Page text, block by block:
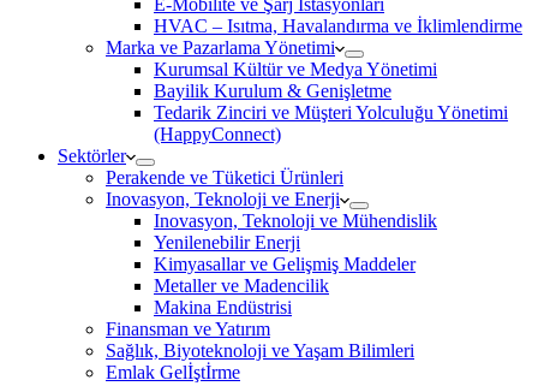
E-Mobilite ve Şarj İstasyonları
HVAC – Isıtma, Havalandırma ve İklimlendirme
Marka ve Pazarlama Yönetimi
Kurumsal Kültür ve Medya Yönetimi
Bayilik Kurulum & Genişletme
Tedarik Zinciri ve Müşteri Yolculuğu Yönetimi
(HappyConnect)
Sektörler
Perakende ve Tüketici Ürünleri
Inovasyon, Teknoloji ve Enerji
Inovasyon, Teknoloji ve Mühendislik
Yenilenebilir Enerji
Kimyasallar ve Gelişmiş Maddeler
Metaller ve Madencilik
Makina Endüstrisi
Finansman ve Yatırım
Sağlık, Biyoteknoloji ve Yaşam Bilimleri
Emlak Gelİştİrme